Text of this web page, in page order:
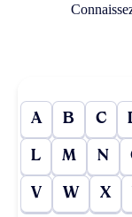
A B C
L M N
V W X